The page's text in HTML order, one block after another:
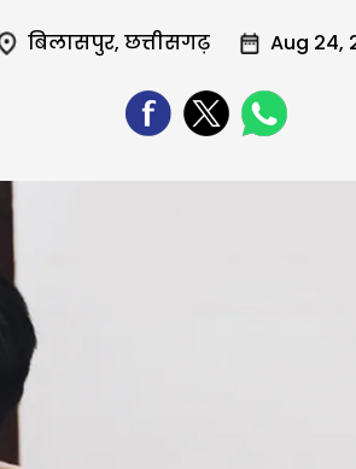
बिलासपुर, छत्तीसगढ़ Aug 24,